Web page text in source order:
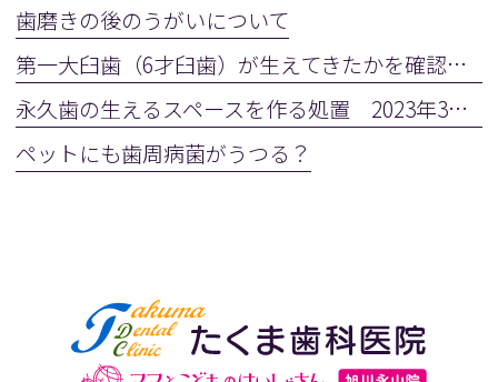
歯磨きの後のうがいについて
第一大臼歯（6才臼歯）が生えてきたかを確認しましょう
永久歯の生えるスペースを作る処置 2023年3月28日(火)
ペットにも歯周病菌がうつる？